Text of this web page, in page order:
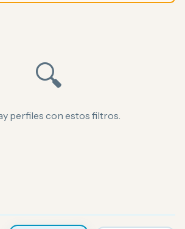
🔍
perfiles con estos filtros.